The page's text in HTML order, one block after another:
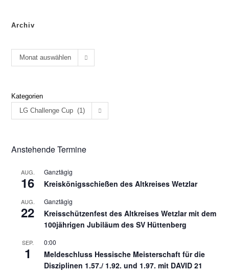
Archiv
Monat auswählen
Kategorien
LG Challenge Cup (1)
Anstehende Termine
AUG.
16
Ganztägig
Kreiskönigsschießen des Altkreises Wetzlar
AUG.
22
Ganztägig
Kreisschützenfest des Altkreises Wetzlar mit dem
100jährigen Jubiläum des SV Hüttenberg
SEP.
1
0:00
Meldeschluss Hessische Meisterschaft für die
Disziplinen 1.57./ 1.92. und 1.97. mit DAVID 21